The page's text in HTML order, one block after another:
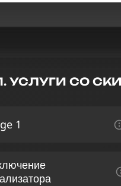
УСЛУГИ СО
1